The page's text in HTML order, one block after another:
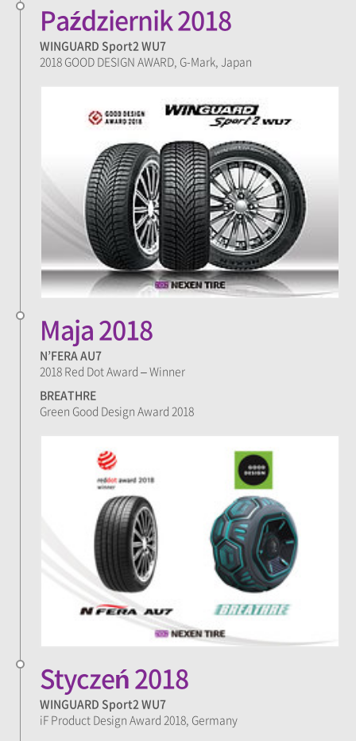
Październik 2018
WINGUARD Sport2 WU7
2018 GOOD DESIGN AWARD, G-Mark, Japan
Maja 2018
N’FERA AU7
2018 Red Dot Award – Winner
BREATHRE
Green Good Design Award 2018
Styczeń 2018
WINGUARD Sport2 WU7
iF Product Design Award 2018, Germany